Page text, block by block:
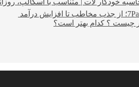
خودکار لات | متناسب با اسکالپ،
چیست ؟ کدام بهتر است؟